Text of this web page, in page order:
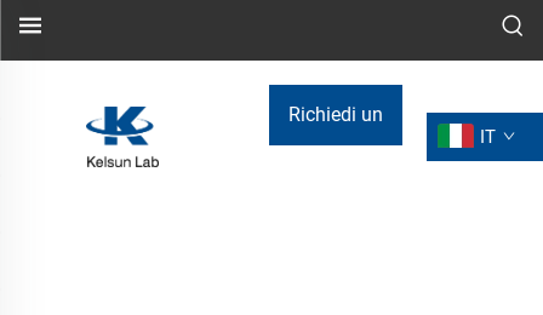
Richiedi un
IT